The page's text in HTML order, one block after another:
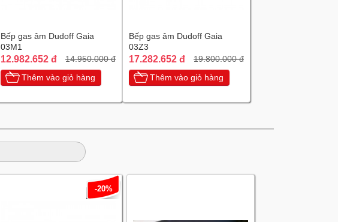
Bếp gas âm Dudoff Gaia
03M1
12.982.652 đ 14.950.000 đ
Thêm vào giỏ hàng
Bếp gas âm Dudoff Gaia
03Z3
17.282.652 đ 19.800.000 đ
Thêm vào giỏ hàng
-20%